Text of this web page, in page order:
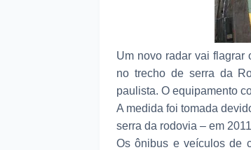
Um novo radar vai flagrar
no trecho de serra da
paulista. O equipamento
A medida foi tomada
serra da rodovia – em
Os ônibus e veículos de